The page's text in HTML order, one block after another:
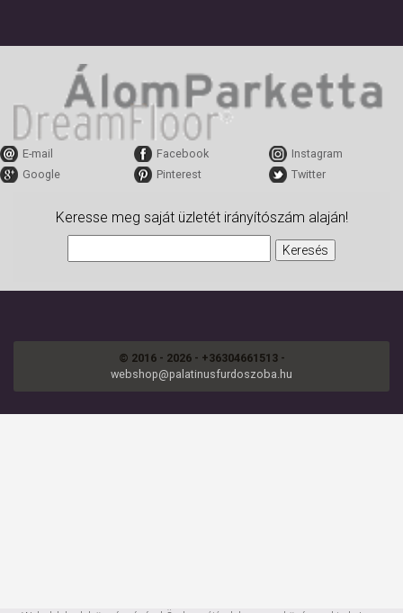
E-mail Facebook
Instagram
Google
Pinterest Twitter
Keresse meg saját üzletét irányítószám alaján!
© 2016 - 2026 - +36304661513 -
webshop@palatinusfurdoszoba.hu